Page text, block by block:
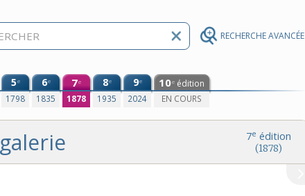
RECHERCHE AVANCÉE
5e
1798
6e
1835
7e
1878
8e
1935
9e
2024
10e édition
EN COURS
7e édition
(1878)
galerie